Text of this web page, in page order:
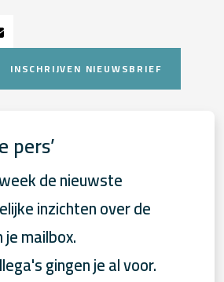
INSCHRIJVEN NIEUWSBRIEF
pers’
de nieuwste
inzichten over de
mailbox.
gingen je al voor.